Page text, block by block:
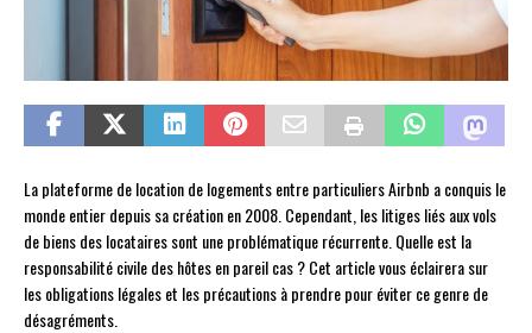
La plateforme de location de logements entre particuliers Airbnb a conquis le
monde entier depuis sa création en 2008. Cependant, les litiges liés aux vols
de biens des locataires sont une problématique récurrente. Quelle est la
responsabilité civile des hôtes en pareil cas ? Cet article vous éclairera sur
les obligations légales et les précautions à prendre pour éviter ce genre de
désagréments.